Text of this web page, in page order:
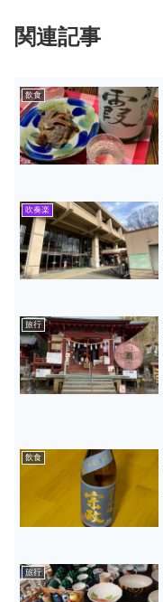
関連記事
飲食
吹奏楽
旅行
飲食
旅行